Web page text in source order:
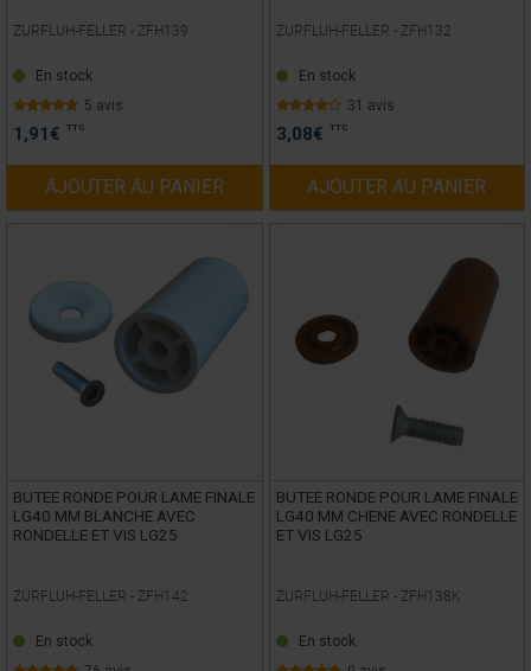
ZURFLUH-FELLER - ZFH139
En stock
5 avis
1,91 € TTC
AJOUTER AU PANIER
ZURFLUH-FELLER - ZFH132
En stock
31 avis
3,08€ TTC
AJOUTER AU PANIER
BUTEE RONDE POUR LAME FINALE
LG40 MM BLANCHE AVEC
RONDELLE ET VIS LG25
ZURFLUH-FELLER - ZFH142
En stock
BUTEE RONDE POUR LAME FINALE
LG40 MM CHENE AVEC RONDELLE
ET VIS LG25
ZURFLUH-FELLER - ZFH138K
En stock